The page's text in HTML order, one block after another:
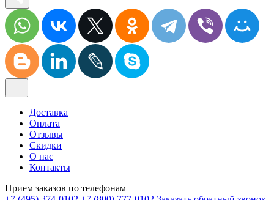
Доставка
Оплата
Отзывы
Скидки
О нас
Контакты
Прием заказов по телефонам